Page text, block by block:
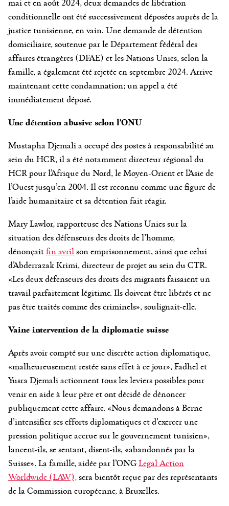
conditionnelle ont été successivement déposées auprès de la
justice tunisienne, en vain. Une demande de détention
domiciliaire, soutenue par le Département fédéral des
affaires étrangères (DFAE) et les Nations Unies, selon la
famille, a également été rejetée en septembre 2024. Arrive
maintenant cette condamnation; un appel a été
immédiatement déposé.
Une détention abusive selon l’ONU
Mustapha Djemali a occupé des postes à responsabilité au
sein du HCR, il a été notamment directeur régional du
HCR pour l’Afrique du Nord, le Moyen-Orient et l’Asie de
l’Ouest jusqu’en 2004. Il est reconnu comme une figure de
l’aide humanitaire et sa détention fait réagir.
Mary Lawlor, rapporteuse des Nations Unies sur la
situation des défenseurs des droits de l’homme,
dénonçaitfin avrilson emprisonnement, ainsi que celui
d’Abderrazak Krimi, directeur de projet au sein du CTR.
«Les deux défenseurs des droits des migrants faisaient un
travail parfaitement légitime. Ils doivent être libérés et ne
pas être traités comme des criminels», soulignait-elle.
Vaine intervention de la diplomatie suisse
Après avoir compté sur une discrète action diplomatique,
«malheureusement restée sans effet à ce jour», Fadhel et
Yusra Djemali actionnent tous les leviers possibles pour
venir en aide à leur père et ont décidé de dénoncer
publiquement cette affaire. «Nous demandons à Berne
d’intensifier ses efforts diplomatiques et d’exercer une
pression politique accrue sur le gouvernement tunisien»,
lancent-ils, se sentant, disent-ils, «abandonnés par la
Suisse». La famille, aidée par l’ONGLegal Action
Worldwide (LAW),sera bientôt reçue par des représentants
de la Commission européenne, à Bruxelles.